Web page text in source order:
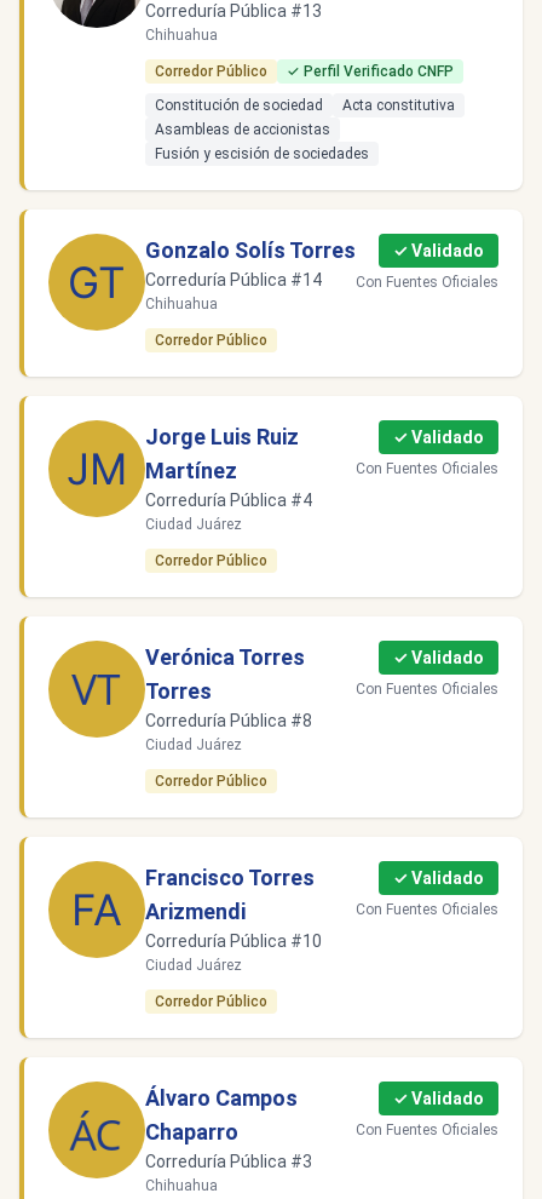
Correduría Pública #13
Chihuahua
Corredor Público
✓ Perfil Verificado CNFP
Constitución de sociedad
Acta constitutiva
Asambleas de accionistas
Fusión y escisión de sociedades
Gonzalo Solís Torres
Correduría Pública #14
Chihuahua
✓ Validado
Con Fuentes Oficiales
Corredor Público
Jorge Luis Ruiz
Martínez
Correduría Pública #4
Ciudad Juárez
✓ Validado
Con Fuentes Oficiales
Corredor Público
Verónica Torres
Torres
Correduría Pública #8
Ciudad Juárez
✓ Validado
Con Fuentes Oficiales
Corredor Público
Francisco Torres
Arizmendi
Correduría Pública #10
Ciudad Juárez
✓ Validado
Con Fuentes Oficiales
Corredor Público
Álvaro Campos
Chaparro
Correduría Pública #3
Chihuahua
✓ Validado
Con Fuentes Oficiales